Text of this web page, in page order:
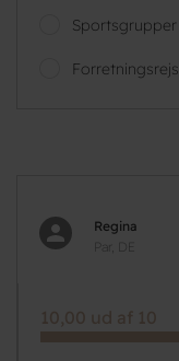
Sportsgrupper
Regina
Par, DE
10,00 ud af 10